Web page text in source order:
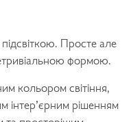
Просте але
формою.
кольором світіння,
інтер’єрним рішенням